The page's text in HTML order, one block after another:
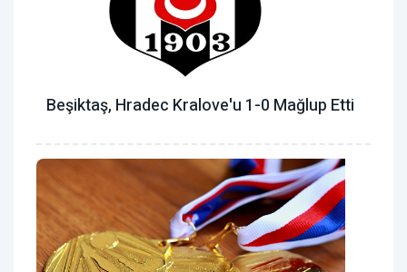
Beşiktaş, Hradec Kralove'u 1-0 Mağlup Etti